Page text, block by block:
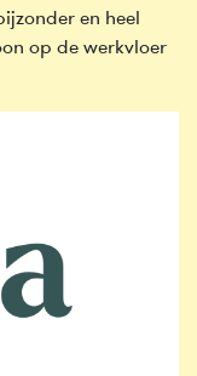
en heel
op de werkvloer